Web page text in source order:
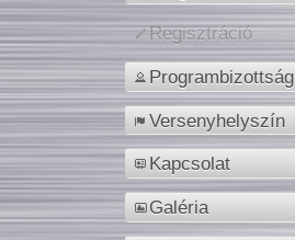
Regisztráció
Programbizottság
Versenyhelyszín
Kapcsolat
Galéria